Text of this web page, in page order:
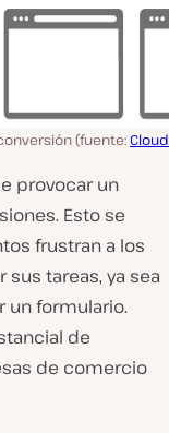
(fuente:
provocar un
Esto se
frustran a los
sus tareas, ya sea
un formulario.
de
de comercio